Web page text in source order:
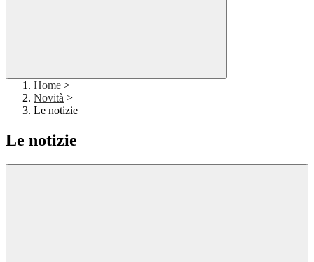
Home >
Novità >
Le notizie
Le notizie